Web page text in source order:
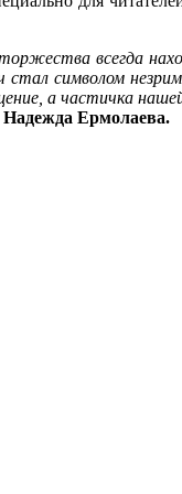
всегда
стал символом
а частичка
Ермолаева.